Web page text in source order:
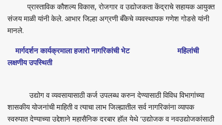
प्रास्ताविक कौशल्य विकास, रोजगार व उद्योजकता केंद्राचे सहायक आयुक्त
संजय माळी यांनी केले. आभार जिल्हा अग्रणी बँकेचे व्यवस्थापक गणेश गोडसे यांनी
मानले.
मार्गदर्शन कार्यक्रमाला हजारो नागरिकांची भेट महिलांची
लक्षणीय उपस्थिती
उद्योग व व्यवसायासाठी कर्ज उपलब्ध करुन देण्यासाठी विविध विभागांच्या
शासकीय योजनांची माहिती व त्याचा लाभ जिल्ह्यातील सर्व नागरिकांना व्यापक
स्वरुपात देण्याच्या उद्देशाने महासैनिक दरबार हॉल येथे ‘उद्योजक व नवउद्योजकांसाठी